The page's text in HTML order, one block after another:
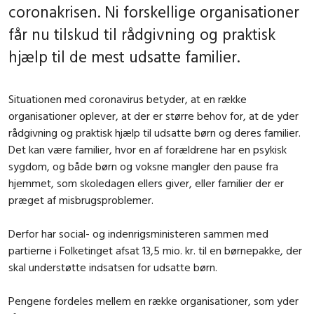
coronakrisen. Ni forskellige organisationer
får nu tilskud til rådgivning og praktisk
hjælp til de mest udsatte familier.
Situationen med coronavirus betyder, at en række
organisationer oplever, at der er større behov for, at de yder
rådgivning og praktisk hjælp til udsatte børn og deres familier.
Det kan være familier, hvor en af forældrene har en psykisk
sygdom, og både børn og voksne mangler den pause fra
hjemmet, som skoledagen ellers giver, eller familier der er
præget af misbrugsproblemer.
Derfor har social- og indenrigsministeren sammen med
partierne i Folketinget afsat 13,5 mio. kr. til en børnepakke, der
skal understøtte indsatsen for udsatte børn.
Pengene fordeles mellem en række organisationer, som yder